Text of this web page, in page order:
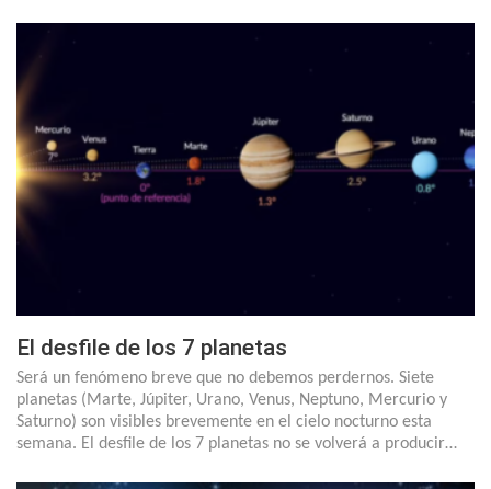
El desfile de los 7 planetas
Será un fenómeno breve que no debemos perdernos. Siete
planetas (Marte, Júpiter, Urano, Venus, Neptuno, Mercurio y
Saturno) son visibles brevemente en el cielo nocturno esta
semana. El desfile de los 7 planetas no se volverá a producir…